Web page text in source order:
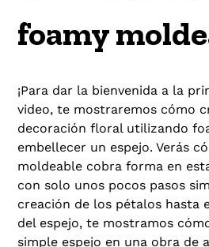
foamy
¡Para dar la bienvenida a la
video, te mostraremos cómo
decoración floral utilizando
embellecer un espejo. Verás
moldeable cobra forma en
con solo unos pocos pasos
creación de los pétalos hasta
del espejo, te mostramos
simple espejo en una obra de